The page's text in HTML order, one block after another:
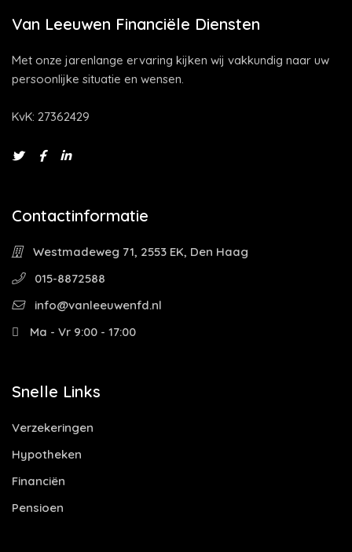
Van Leeuwen Financiële Diensten
Met onze jarenlange ervaring kijken wij vakkundig naar uw
persoonlijke situatie en wensen.
KvK: 27362429
Contactinformatie
Westmadeweg 71, 2553 EK, Den Haag
015-8872588
info@vanleeuwenfd.nl
Ma - Vr 9:00 - 17:00
Snelle Links
Verzekeringen
Hypotheken
Financiën
Pensioen